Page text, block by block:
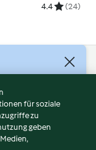
4.4 (24)
für soziale
zu
geben